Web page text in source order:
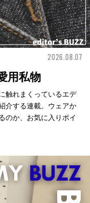
2026.08.07
用私物
触れまくっているエデ
介する連載。ウェアか
のか、お気に入りポイ